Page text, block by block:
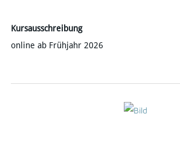
Kursausschreibung
online ab Frühjahr 2026